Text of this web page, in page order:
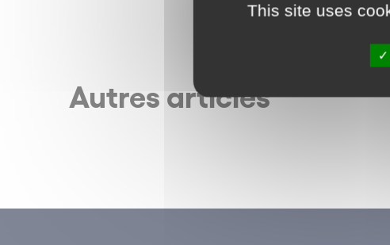
Autres articles
This site uses